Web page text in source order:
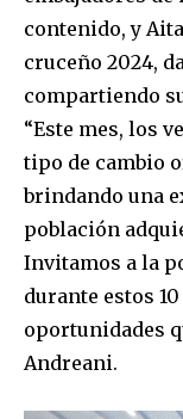
contenido, y
cruceño 2024,
compartiendo
“Este mes, los
tipo de cambio
brindando una
población
Invitamos a la
durante estos
oportunidades
Andreani.